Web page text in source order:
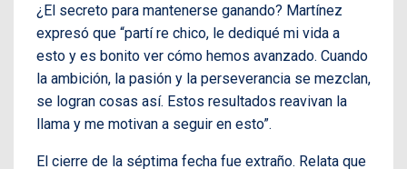
¿El secreto para mantenerse ganando? Martínez
expresó que “partí re chico, le dediqué mi vida a
esto y es bonito ver cómo hemos avanzado. Cuando
la ambición, la pasión y la perseverancia se mezclan,
se logran cosas así. Estos resultados reavivan la
llama y me motivan a seguir en esto”.
El cierre de la séptima fecha fue extraño. Relata que